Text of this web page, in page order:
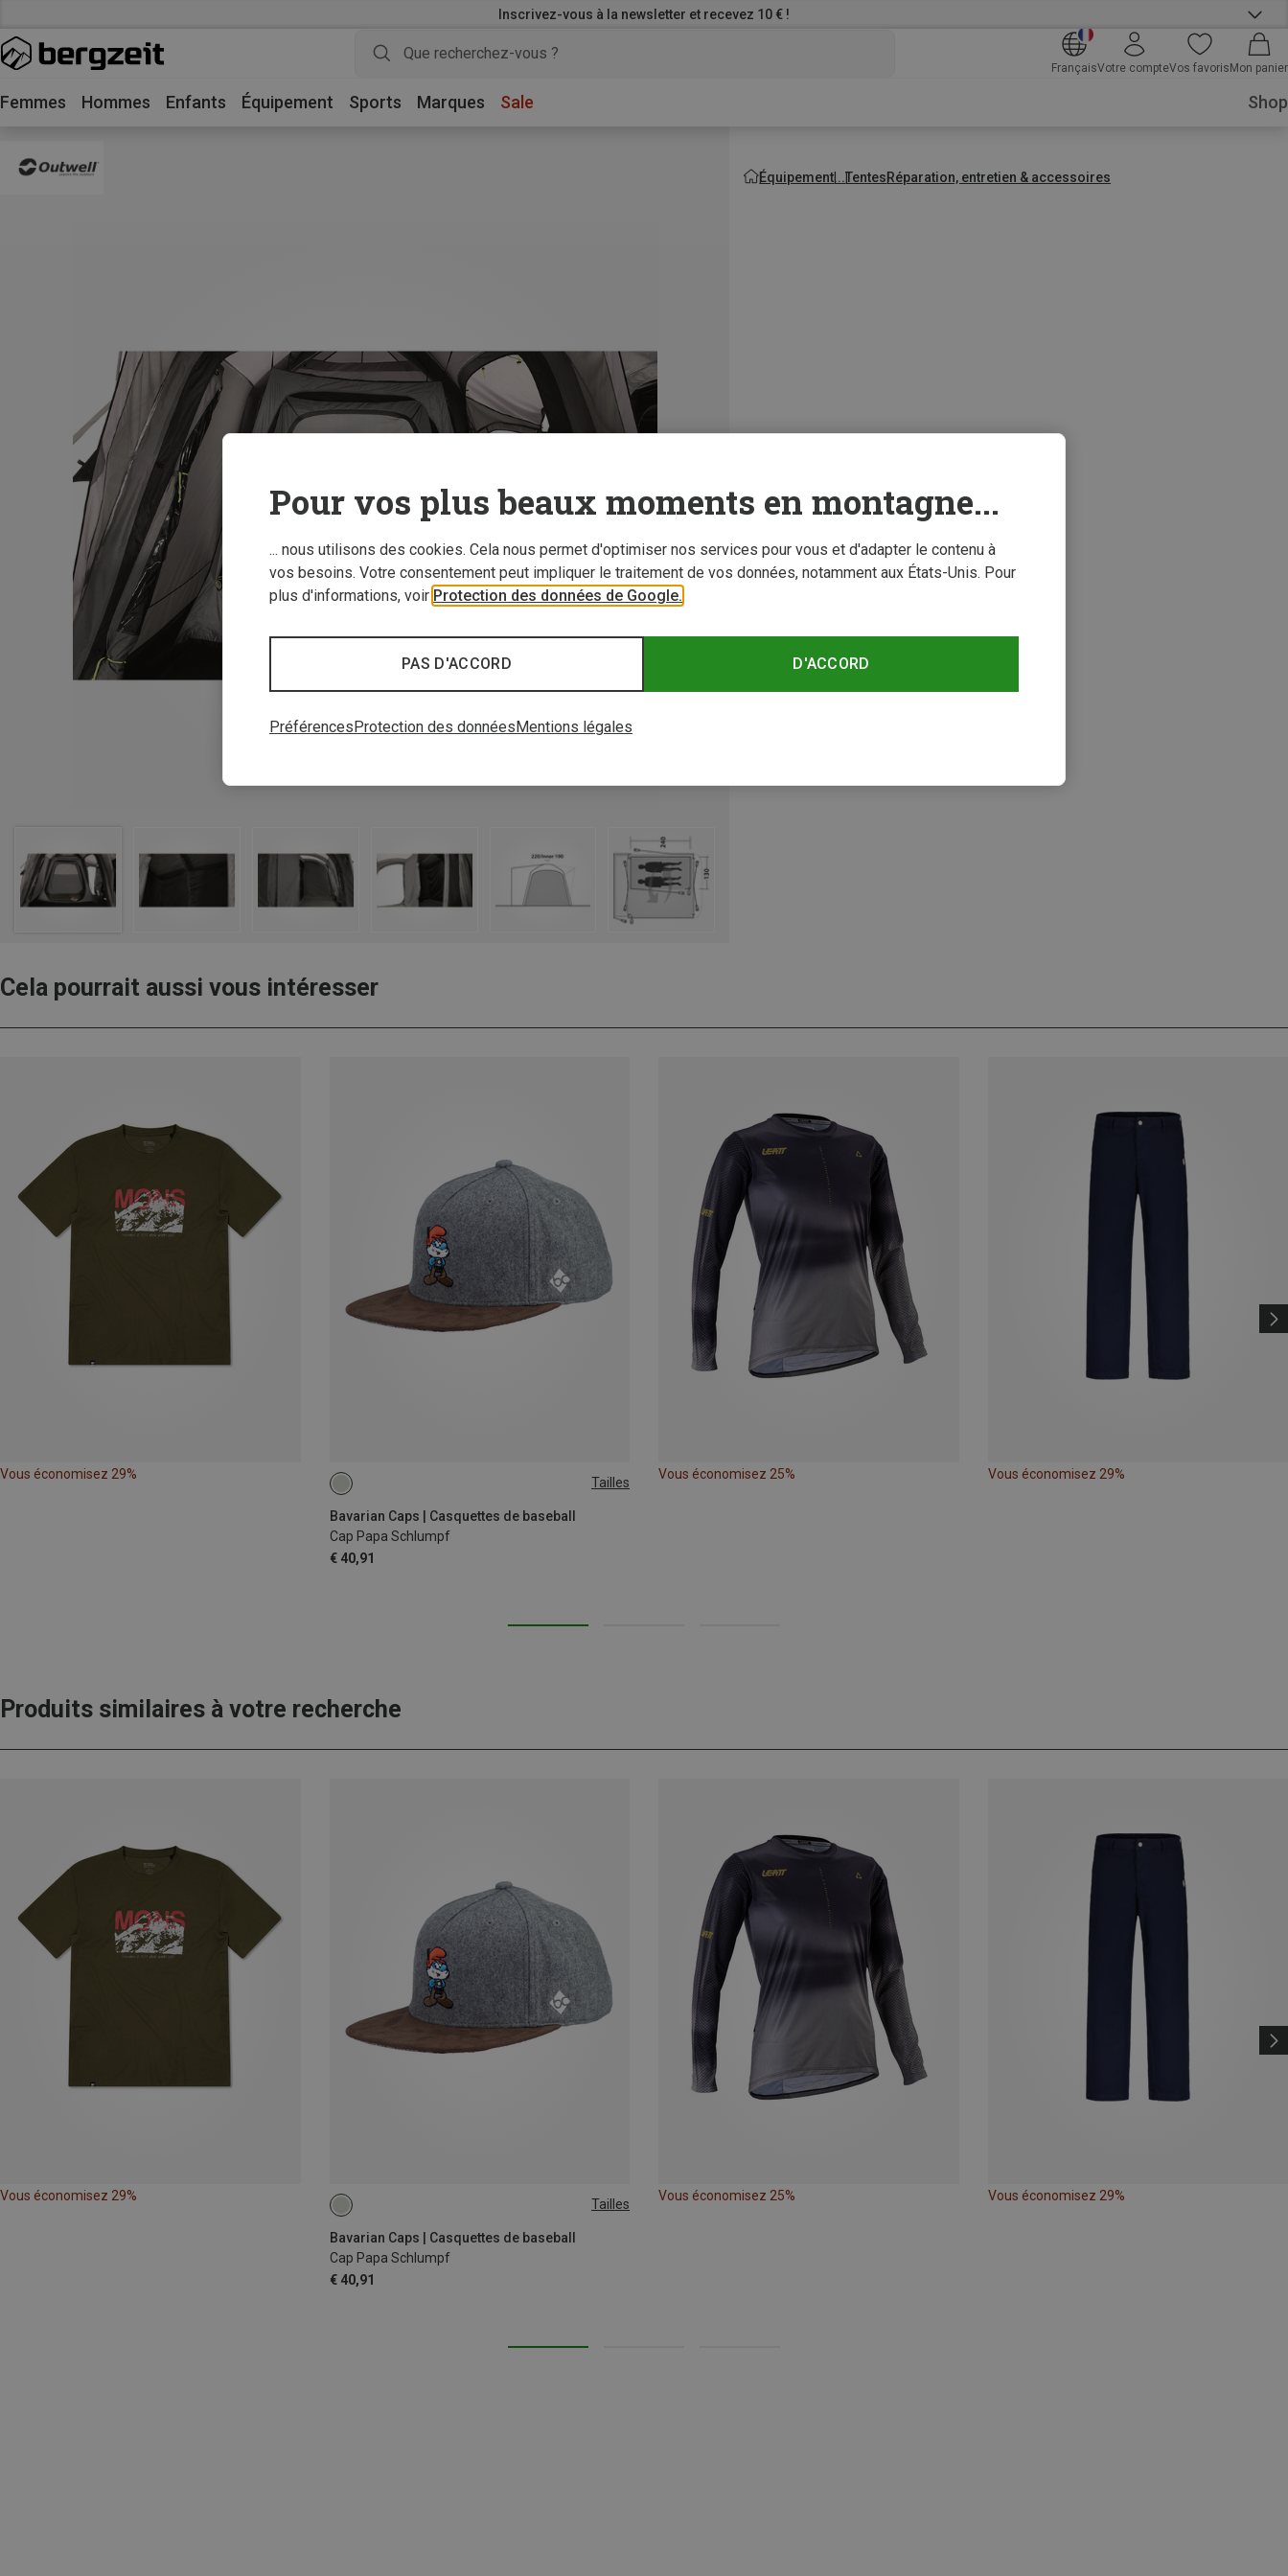
Inscrivez-vous à la newsletter et recevez 10 € !
FrançaisVotre compteVos favoris Mon panier
Femmes Hommes Enfants Équipement Sports Marques Sale Shop
Équipement TentesRéparation, entretien & accessoires
Cela pourrait aussi vous intéresser
Vous économisez 29%
Tailles
Bavarian Caps | Casquettes de baseball
Cap Papa Schlumpf
€ 40,91
ONE SIZE
Vous économisez 25% Vous économisez 29%
Produits similaires à votre recherche
Vous économisez 29%
Tailles
Bavarian Caps | Casquettes de baseball
Cap Papa Schlumpf
€ 40,91
ONE SIZE
Vous économisez 25% Vous économisez 29%
Pour vos plus beaux moments en montagne...
... nous utilisons des cookies. Cela nous permet d'optimiser nos services pour vous et d'adapter le contenu à
vos besoins. Votre consentement peut impliquer le traitement de vos données, notamment aux États-Unis. Pour
plus d'informations, voir Protection des données de Google.
D'ACCORD
PAS D'ACCORD
PréférencesProtection des donnéesMentions légales